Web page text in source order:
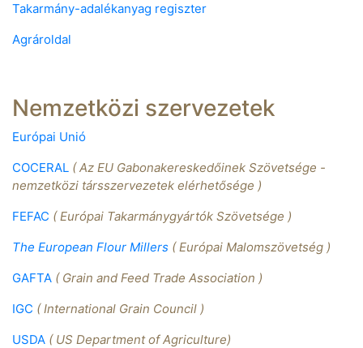
Takarmány-adalékanyag regiszter
Agrároldal
Nemzetközi szervezetek
Európai Unió
COCERAL ( Az EU Gabonakereskedőinek Szövetsége -
nemzetközi társszervezetek elérhetősége )
FEFAC ( Európai Takarmánygyártók Szövetsége )
The European Flour Millers ( Európai Malomszövetség )
GAFTA ( Grain and Feed Trade Association )
IGC ( International Grain Council )
USDA ( US Department of Agriculture)